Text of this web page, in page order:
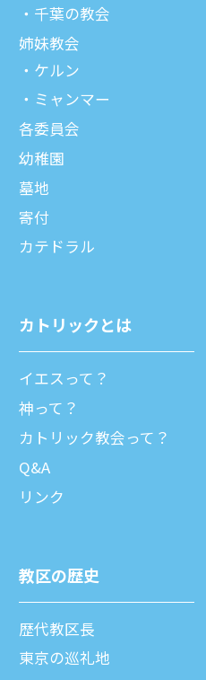
千葉の教会
姉妹教会
ケルン
ミャンマー
各委員会
幼稚園
墓地
寄付
カテドラル
カトリックとは
イエスって？
神って？
カトリック教会って？
Q&A
リンク
教区の歴史
歴代教区⻑
東京の巡礼地